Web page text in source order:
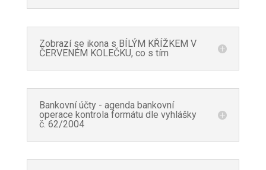
Zobrazí se ikona s BÍLÝM KŘÍŽKEM V
ČERVENÉM KOLEČKU, co s tím
Bankovní účty - agenda bankovní
operace kontrola formátu dle vyhlášky
č. 62/2004